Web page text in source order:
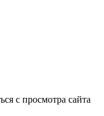
с просмотра сайта